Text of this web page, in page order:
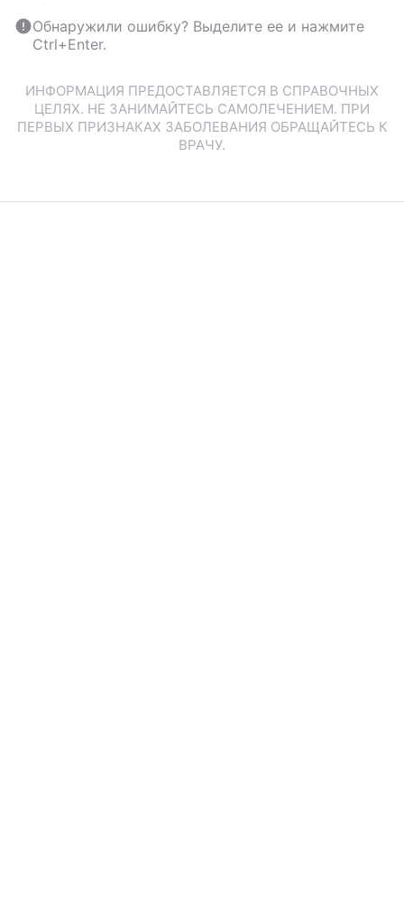
Обнаружили ошибку? Выделите ее и нажмите
Ctrl+Enter.
ИНФОРМАЦИЯ ПРЕДОСТАВЛЯЕТСЯ В СПРАВОЧНЫХ
ЦЕЛЯХ. НЕ ЗАНИМАЙТЕСЬ САМОЛЕЧЕНИЕМ. ПРИ
ПЕРВЫХ ПРИЗНАКАХ ЗАБОЛЕВАНИЯ ОБРАЩАЙТЕСЬ К
ВРАЧУ.